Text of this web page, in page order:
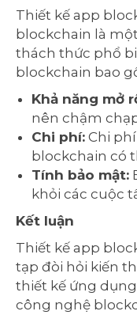
Thiết kế app
blockchain là
thách thức phổ
blockchain bao
Khả năng mở
nên chậm
Chi phí: Chi
blockchain có
Tính bảo mật:
khỏi các cuộc
Kết luận
Thiết kế app
tạp đòi hỏi kiến
thiết kế ứng
công nghệ